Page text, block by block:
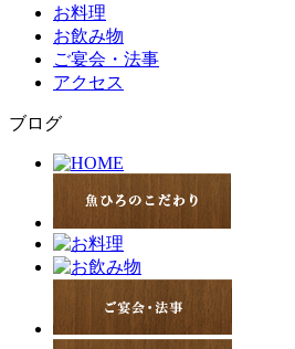
お料理
お飲み物
ご宴会・法事
アクセス
ブログ